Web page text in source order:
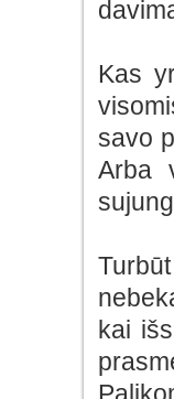
Kas
savo
Arba
kai